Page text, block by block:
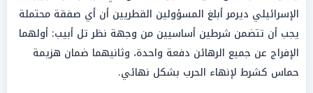
الإسرائيلي ديرمر أبلغ المسؤولين القطريين أن أي صفقة محتملة
يجب أن تتضمن شرطين أساسيين من وجهة نظر تل أبيب: أولهما
الإفراج عن جميع الرهائن دفعة واحدة، وثانيهما ضمان هزيمة
حماس كشرط لإنهاء الحرب بشكل نهائي.